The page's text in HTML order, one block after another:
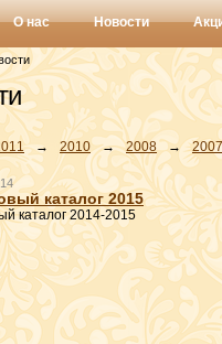
О нас Новости
→ 2010 → 2008 → 2007
каталог 2015
каталог 2014-2015